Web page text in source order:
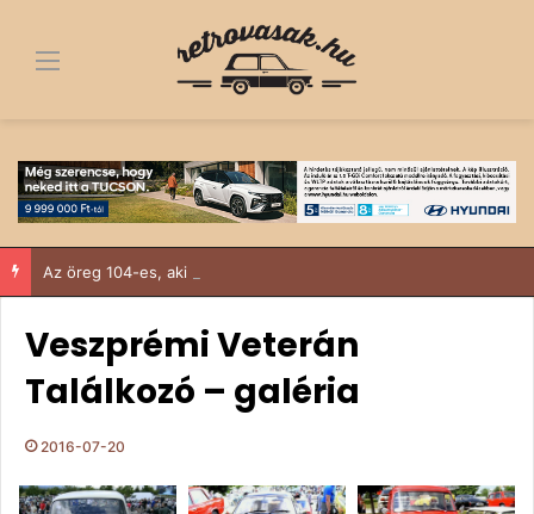
Menü
Az öreg 104-es, aki nem tudott nemet mondani
Veszprémi Veterán
Találkozó – galéria
2016-07-20